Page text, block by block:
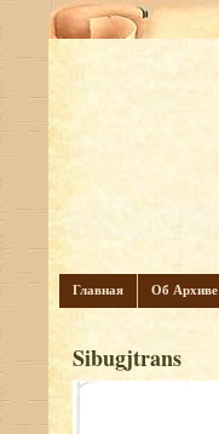
Главная Об Архиве
Sibugjtrans